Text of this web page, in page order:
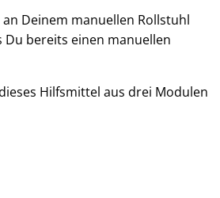
Deinem manuellen Rollstuhl
bereits einen manuellen
Hilfsmittel aus drei Modulen